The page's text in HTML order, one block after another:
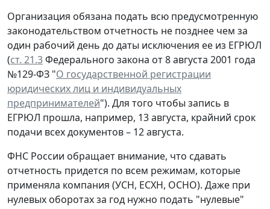
Организация обязана подать всю предусмотренную
законодательством отчетность не позднее чем за
один рабочий день до даты исключения ее из ЕГРЮЛ
(ст. 21.3Федерального закона от 8 августа 2001 года
№129-ФЗ "О государственной регистрации
юридических лиц и индивидуальных
предпринимателей"). Для того чтобы запись в
ЕГРЮЛ прошла, например, 13 августа, крайний срок
подачи всех документов – 12 августа.
ФНС России обращает внимание, что сдавать
отчетность придется по всем режимам, которые
применяла компания (УСН, ЕСХН, ОСНО). Даже при
нулевых оборотах за год нужно подать "нулевые"